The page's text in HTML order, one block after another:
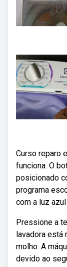
Curso reparo
funciona. O
posicionado
programa
com a luz
Pressione a
lavadora está
molho. A
devido ao